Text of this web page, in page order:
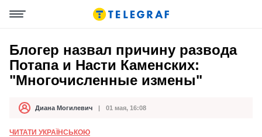
Блогер назвал причину развода
Потапа и Насти Каменских:
"Многочисленные измены"
АвторДиана Могилевич
Дата публикации 01 мая, 16:08
ЧИТАТИ УКРАЇНСЬКОЮ